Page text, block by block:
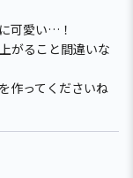
可愛い…！
がること間違いな
作ってくださいね